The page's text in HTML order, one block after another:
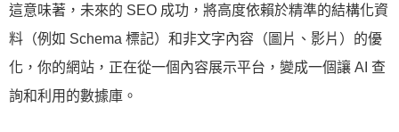
這意味著，未來的 SEO 成功，將高度依賴於精準的結構化資
料（例如 Schema 標記）和非文字內容（圖片、影片）的優
化，你的網站，正在從一個內容展示平台，變成一個讓 AI 查
詢和利用的數據庫。